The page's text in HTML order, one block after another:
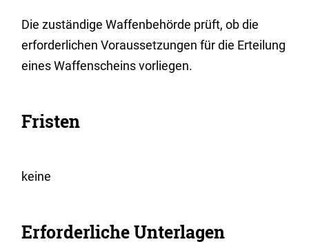
Die zuständige Waffenbehörde prüft, ob die
erforderlichen Voraussetzungen für die Erteilung
eines Waffenscheins vorliegen.
Fristen
keine
Erforderliche Unterlagen